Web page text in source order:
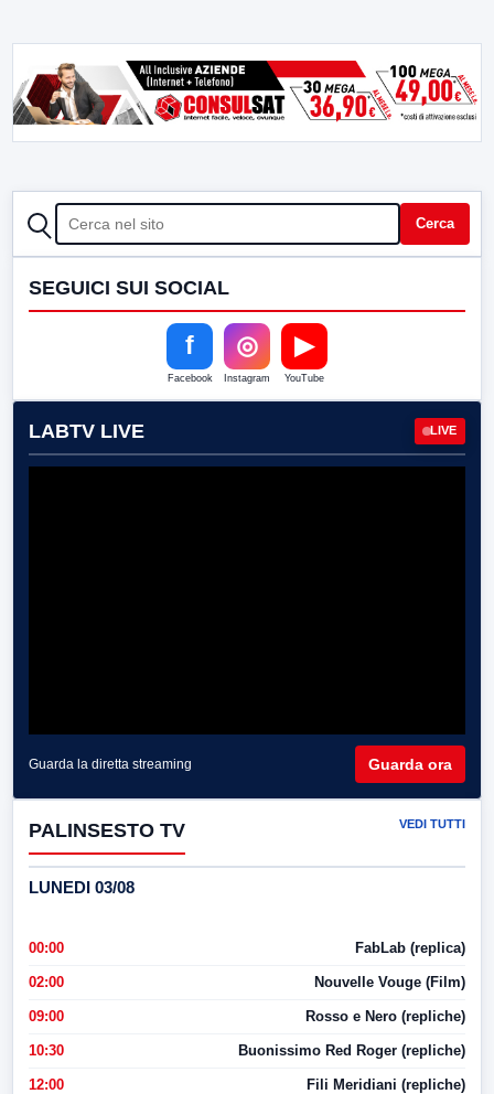
CERCA Cerca
SEGUICI SUI SOCIAL
f
Facebook
◎
Instagram
▶
YouTube
LABTV LIVE LIVE
Guarda la diretta streaming Guarda ora
PALINSESTO TV VEDI TUTTI
LUNEDI 03/08
00:00 FabLab (replica)
02:00 Nouvelle Vouge (Film)
09:00 Rosso e Nero (repliche)
10:30 Buonissimo Red Roger (repliche)
12:00 Fili Meridiani (repliche)